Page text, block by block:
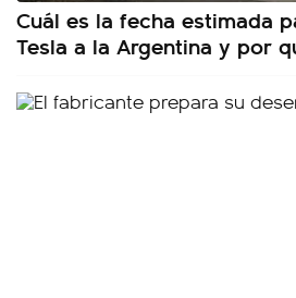
Cuál es la fecha estimada
Tesla a la Argentina y por